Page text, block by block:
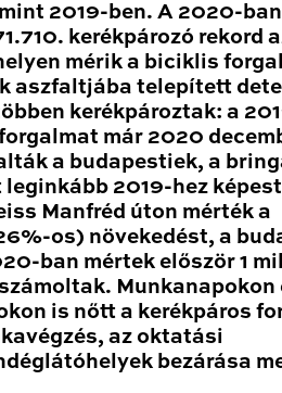
2019-ben. A 2020-ban
kerékpározó rekord
mérik a biciklis
aszfaltjába telepített
kerékpároztak: a
már 2020
a budapestiek, a
2019-hez
Manfréd úton mérték a
os) növekedést, a
ban mértek először 1
Munkanapokon
is nőtt a kerékpáros
az oktatási
bezárása